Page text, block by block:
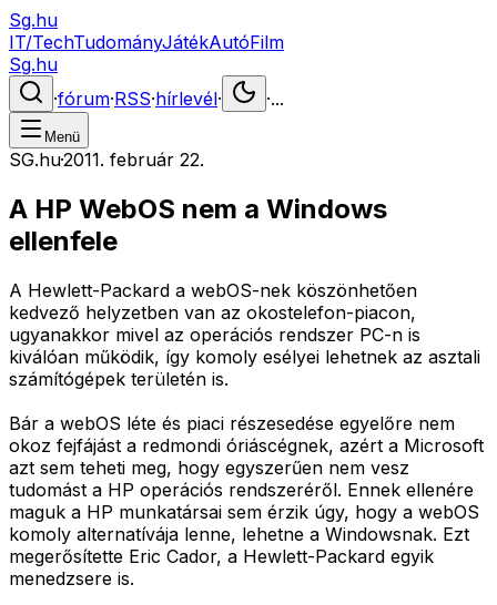
Sg.hu
IT/TechTudományJátékAutóFilm
Sg.hu
·fórum·RSS·hírlevél· ·...
Menü
SG.hu·2011. február 22.
A HP WebOS nem a Windows
ellenfele
A Hewlett-Packard a webOS-nek köszönhetően
kedvező helyzetben van az okostelefon-piacon,
ugyanakkor mivel az operációs rendszer PC-n is
kiválóan működik, így komoly esélyei lehetnek az asztali
számítógépek területén is.
Bár a webOS léte és piaci részesedése egyelőre nem
okoz fejfájást a redmondi óriáscégnek, azért a Microsoft
azt sem teheti meg, hogy egyszerűen nem vesz
tudomást a HP operációs rendszeréről. Ennek ellenére
maguk a HP munkatársai sem érzik úgy, hogy a webOS
komoly alternatívája lenne, lehetne a Windowsnak. Ezt
megerősítette Eric Cador, a Hewlett-Packard egyik
menedzsere is.